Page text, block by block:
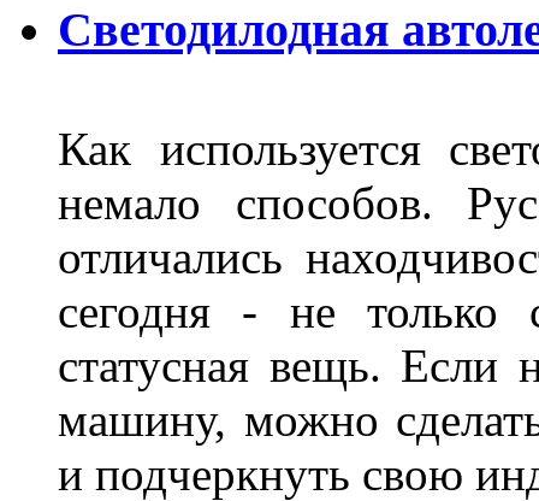
Светодилодная
Как используется
немало способов.
отличались
сегодня - не только
статусная вещь. Если
машину, можно
и подчеркнуть свою